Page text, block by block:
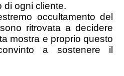
di ogni cliente.
occultamento del
ritrovata a decidere
mostra e proprio questo
a sostenere il